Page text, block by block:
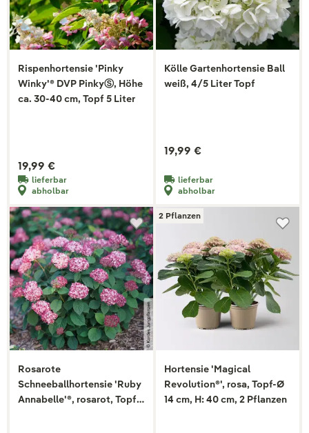
Rispenhortensie 'Pinky
Winky'® DVP PinkyⓈ, Höhe
ca. 30-40 cm, Topf 5 Liter
19,99 €
lieferbar
abholbar
Kölle Gartenhortensie Ball
weiß, 4/5 Liter Topf
19,99 €
lieferbar
abholbar
Rosarote
Schneeballhortensie 'Ruby
Annabelle'®, rosarot, Topf 5
2 Pflanzen
Hortensie 'Magical
Revolution®', rosa, Topf-Ø
14 cm, H: 40 cm, 2 Pflanzen